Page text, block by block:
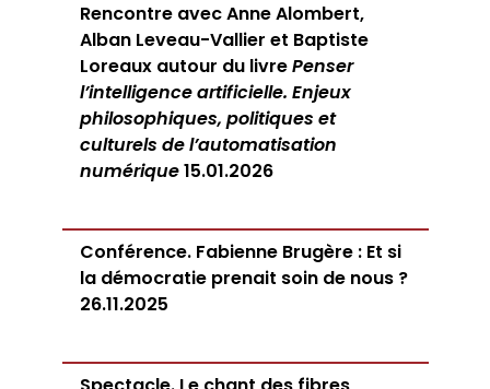
Rencontre avec Anne Alombert,
Alban Leveau-Vallier et Baptiste
Loreaux autour du livrePenser
l’intelligence artificielle. Enjeux
philosophiques, politiques et
culturels de l’automatisation
numérique15.01.2026
Conférence. Fabienne Brugère : Et si
la démocratie prenait soin de nous ?
26.11.2025